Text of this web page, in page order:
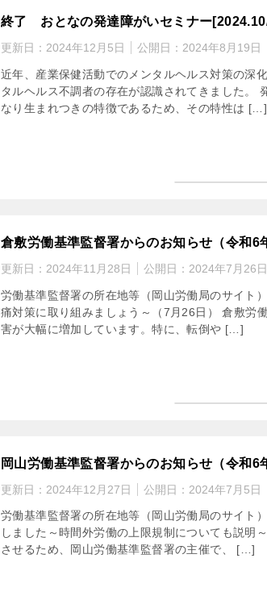
終了 おとなの発達障がいセミナー
更新日： 2024年12月5日 公開日： 2024年8月19日
近年、産業保健活動でのメンタルヘルス対策の深
タルヘルス不調者の存在が認識されてきました。
なり生まれつきの特徴であるため、その特性は […]
倉敷労働基準監督署からのお知らせ（令和6
更新日： 2024年11月28日 公開日： 2024年7月26日
労働基準監督署の所在地等（岡山労働局のサイト
痛対策に取り組みましょう～（7月26日） 倉敷労
害が大幅に増加しています。特に、転倒や […]
岡山労働基準監督署からのお知らせ（令和6
更新日： 2024年12月27日 公開日： 2024年7月5日
労働基準監督署の所在地等（岡山労働局のサイト
しました～時間外労働の上限規制についても説明
させるため、岡山労働基準監督署の主催で、 […]